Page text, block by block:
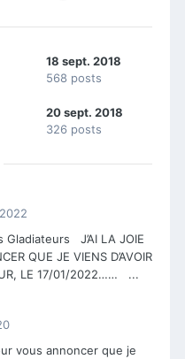
18 sept. 2018
568 posts
20 sept. 2018
326 posts
Gladiateurs J’AI LA JOIE
QUE JE VIENS D’AVOIR
LE 17/01/2022…… ...
vous annoncer que je